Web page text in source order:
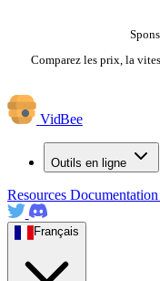
Comparez les prix, la
VidBee
Outils en ligne
Resources Documentation
Français